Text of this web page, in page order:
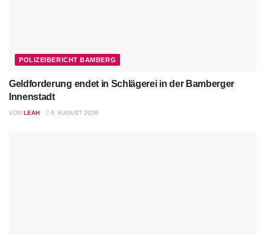
POLIZEIBERICHT BAMBERG
Geldforderung endet in Schlägerei in der Bamberger
Innenstadt
VON LEAH 6. AUGUST 2026